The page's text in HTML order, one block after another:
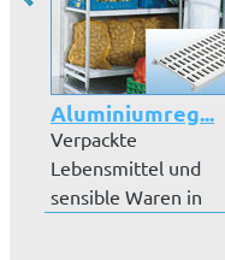
Aluminiumreg...
Verpackte
Lebensmittel und
sensible Waren in